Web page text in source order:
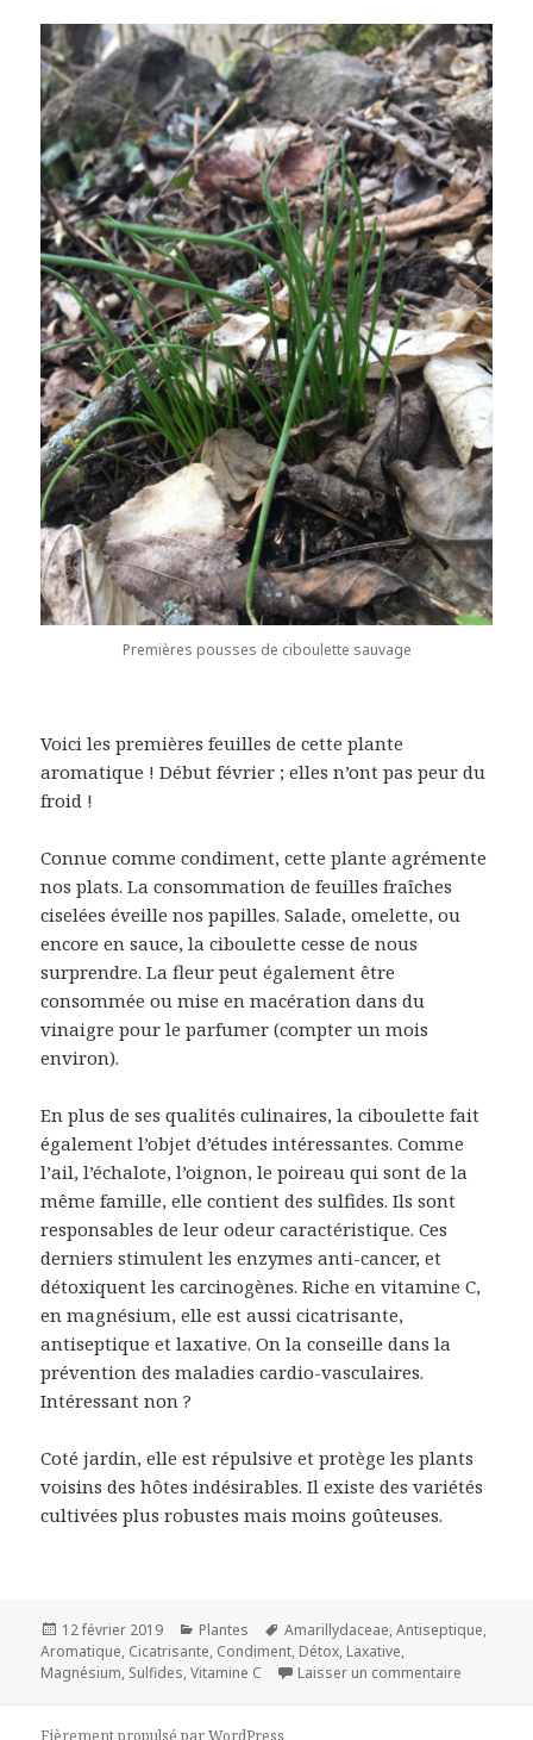
Premières pousses de ciboulette sauvage
Voici les premières feuilles de cette plante
aromatique ! Début février ; elles n’ont pas peur du
froid !
Connue comme condiment, cette plante agrémente
nos plats. La consommation de feuilles fraîches
ciselées éveille nos papilles. Salade, omelette, ou
encore en sauce, la ciboulette cesse de nous
surprendre. La fleur peut également être
consommée ou mise en macération dans du
vinaigre pour le parfumer (compter un mois
environ).
En plus de ses qualités culinaires, la ciboulette fait
également l’objet d’études intéressantes. Comme
l’ail, l’échalote, l’oignon, le poireau qui sont de la
même famille, elle contient des sulfides. Ils sont
responsables de leur odeur caractéristique. Ces
derniers stimulent les enzymes anti-cancer, et
détoxiquent les carcinogènes. Riche en vitamine C,
en magnésium, elle est aussi cicatrisante,
antiseptique et laxative. On la conseille dans la
prévention des maladies cardio-vasculaires.
Intéressant non ?
Coté jardin, elle est répulsive et protège les plants
voisins des hôtes indésirables. Il existe des variétés
cultivées plus robustes mais moins goûteuses.
Publié
le
12 février 2019 Catégories
Plantes
Mots-
clés
Amarillydaceae,Antiseptique,
Aromatique, Cicatrisante, Condiment, Détox, Laxative,
Magnésium, Sulfides,Vitamine C Laisser un commentaire